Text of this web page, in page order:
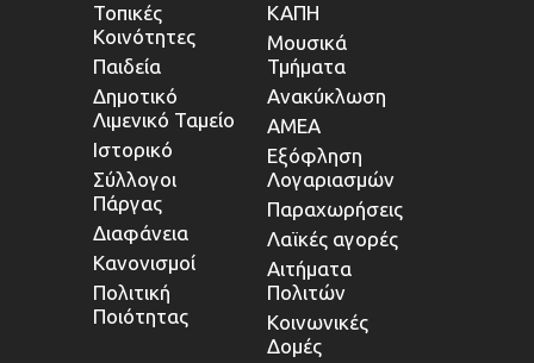
Τοπικές
Κοινότητες
Παιδεία
Δημοτικό
Λιμενικό Ταμείο
Ιστορικό
Σύλλογοι
Πάργας
Διαφάνεια
Κανονισμοί
Πολιτική
Ποιότητας
ΚΑΠΗ
Μουσικά
Τμήματα
Ανακύκλωση
ΑΜΕΑ
Εξόφληση
Λογαριασμών
Παραχωρήσεις
Λαϊκές αγορές
Αιτήματα
Πολιτών
Κοινωνικές
Δομές